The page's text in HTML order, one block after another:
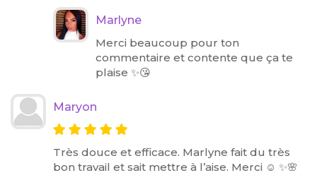
Marlyne
Merci beaucoup pour ton
commentaire et contente que ça te
plaise ✨😘
Maryon
Très douce et efficace. Marlyne fait du très
bon travail et sait mettre à l’aise. Merci ☺️ ✨🌸